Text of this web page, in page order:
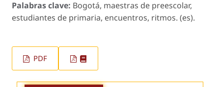
Palabras clave: Bogotá, maestras de preescolar,
estudiantes de primaria, encuentros, ritmos. (es).
PDF